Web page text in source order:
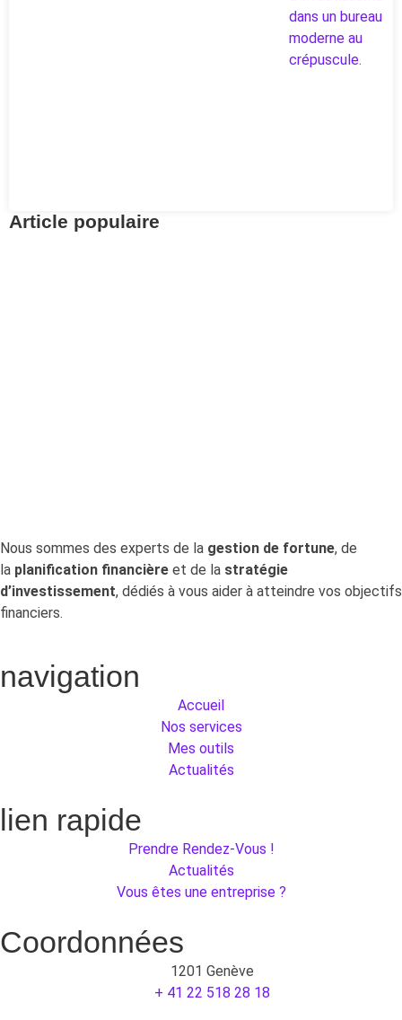
Article populaire
Nous sommes des experts de la gestion de fortune, de
la planification financière et de la stratégie
d’investissement, dédiés à vous aider à atteindre vos objectifs
financiers.
navigation
Accueil
Nos services
Mes outils
Actualités
lien rapide
Prendre Rendez-Vous !
Actualités
Vous êtes une entreprise ?
Coordonnées
1201 Genève
+ 41 22 518 28 18